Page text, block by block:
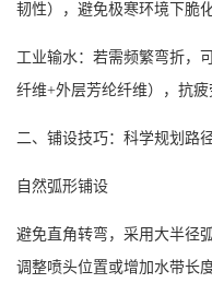
韧性），避免极寒环境下脆化
工业输水：若需频繁弯折，
纤维+外层芳纶纤维），抗疲
二、铺设技巧：科学规划路
自然弧形铺设
避免直角转弯，采用大半径
调整喷头位置或增加水带长